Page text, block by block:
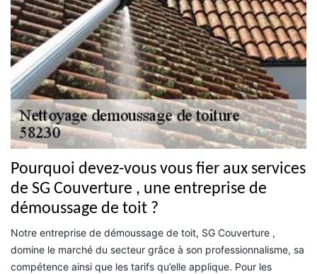
Pourquoi devez-vous vous fier aux services
de SG Couverture , une entreprise de
démoussage de toit ?
Notre entreprise de démoussage de toit, SG Couverture ,
domine le marché du secteur grâce à son professionnalisme, sa
compétence ainsi que les tarifs qu’elle applique. Pour les